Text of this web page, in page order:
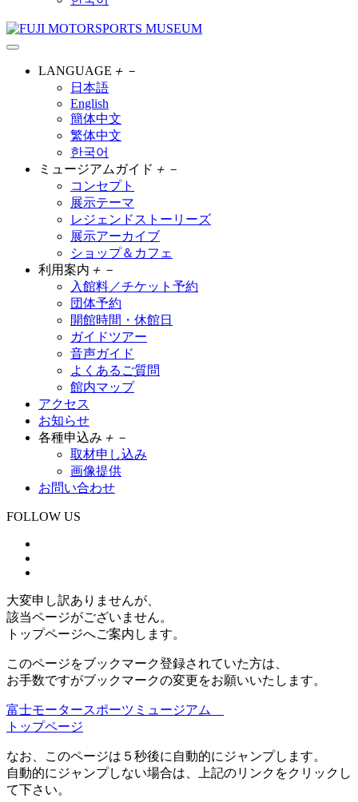
LANGUAGE ＋ －
日本語
English
簡体中文
繁体中文
한국어
ミュージアムガイド ＋ －
コンセプト
展示テーマ
レジェンドストーリーズ
展示アーカイブ
ショップ＆カフェ
利用案内 ＋ －
入館料／チケット予約
団体予約
開館時間・休館日
ガイドツアー
音声ガイド
よくあるご質問
館内マップ
アクセス
お知らせ
各種申込み ＋ －
取材申し込み
画像提供
お問い合わせ
FOLLOW US
大変申し訳ありませんが、
該当ページがございません。
トップページへご案内します。
このページをブックマーク登録されていた方は、
お手数ですがブックマークの変更をお願いいたします。
富士モータースポーツミュージアム
トップページ
なお、このページは５秒後に自動的にジャンプします。
自動的にジャンプしない場合は、上記のリンクをクリックし
て下さい。